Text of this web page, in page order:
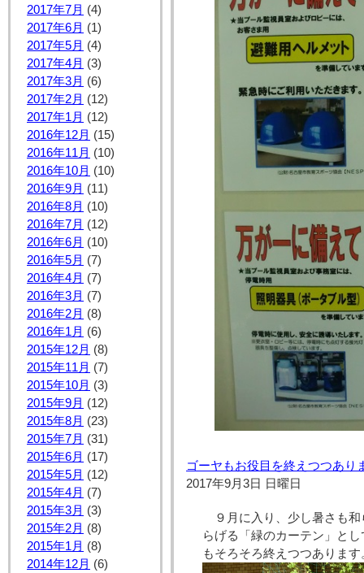
2017年7月 (4)
2017年6月 (1)
2017年5月 (4)
2017年4月 (3)
2017年3月 (6)
2017年2月 (12)
2017年1月 (12)
2016年12月 (15)
2016年11月 (10)
2016年10月 (10)
2016年9月 (11)
2016年8月 (10)
2016年7月 (12)
2016年6月 (10)
2016年5月 (7)
2016年4月 (7)
2016年3月 (7)
2016年2月 (8)
2016年1月 (6)
2015年12月 (8)
2015年11月 (7)
2015年10月 (3)
2015年9月 (12)
2015年8月 (23)
2015年7月 (31)
2015年6月 (17)
2015年5月 (12)
2015年4月 (7)
2015年3月 (3)
2015年2月 (8)
2015年1月 (8)
2014年12月 (6)
ゴーヤもお役目を終えつつあり
2017年9月3日 日曜日
９月に入り、少し暑さも
らげる「緑のカーテン」と
もそろそろ終えつつあります